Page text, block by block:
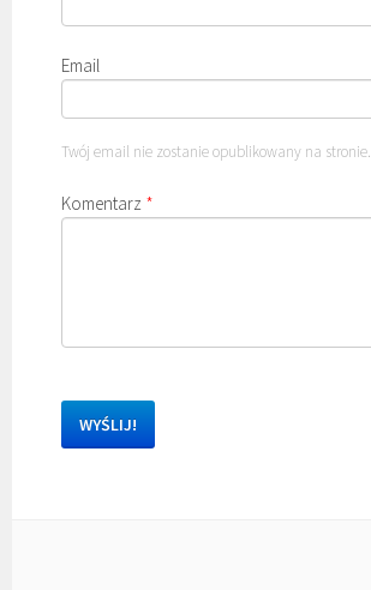
Email
Twój email nie zostanie opublikowany na stronie.
Komentarz *